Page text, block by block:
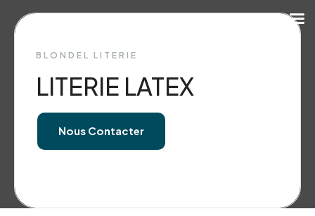
BLONDEL LITERIE
LITERIE LATEX
Nous Contacter